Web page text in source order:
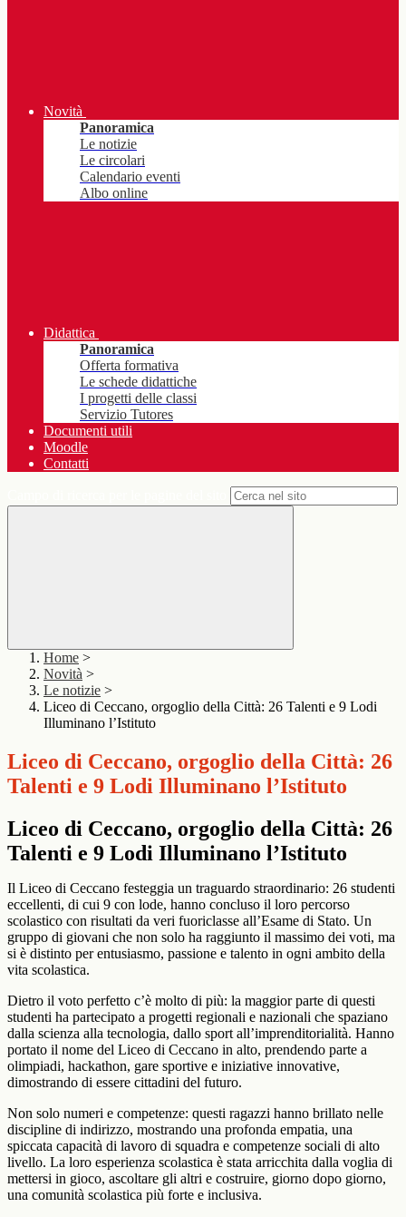
Novità
Panoramica
Le notizie
Le circolari
Calendario eventi
Albo online
Didattica
Panoramica
Offerta formativa
Le schede didattiche
I progetti delle classi
Servizio Tutores
Documenti utili
Moodle
Contatti
Home >
Novità >
Le notizie >
Liceo di Ceccano, orgoglio della Città: 26 Talenti e 9 Lodi
Illuminano l’Istituto
Liceo di Ceccano, orgoglio della Città: 26
Talenti e 9 Lodi Illuminano l’Istituto
Liceo di Ceccano, orgoglio della Città: 26
Talenti e 9 Lodi Illuminano l’Istituto
Il Liceo di Ceccano festeggia un traguardo straordinario: 26 studenti
eccellenti, di cui 9 con lode, hanno concluso il loro percorso
scolastico con risultati da veri fuoriclasse all’Esame di Stato. Un
gruppo di giovani che non solo ha raggiunto il massimo dei voti, ma
si è distinto per entusiasmo, passione e talento in ogni ambito della
vita scolastica.
Dietro il voto perfetto c’è molto di più: la maggior parte di questi
studenti ha partecipato a progetti regionali e nazionali che spaziano
dalla scienza alla tecnologia, dallo sport all’imprenditorialità. Hanno
portato il nome del Liceo di Ceccano in alto, prendendo parte a
olimpiadi, hackathon, gare sportive e iniziative innovative,
dimostrando di essere cittadini del futuro.
Non solo numeri e competenze: questi ragazzi hanno brillato nelle
discipline di indirizzo, mostrando una profonda empatia, una
spiccata capacità di lavoro di squadra e competenze sociali di alto
livello. La loro esperienza scolastica è stata arricchita dalla voglia di
mettersi in gioco, ascoltare gli altri e costruire, giorno dopo giorno,
una comunità scolastica più forte e inclusiva.